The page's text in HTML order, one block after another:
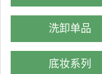
洗卸单品
底妆系列